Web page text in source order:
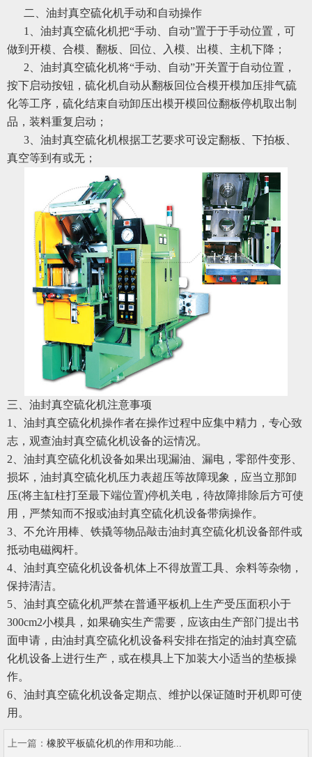
二、油封真空硫化机手动和自动操作
1、油封真空硫化机把“手动、自动”置于于手动位置，可
做到开模、合模、翻板、回位、入模、出模、主机下降；
2、油封真空硫化机将“手动、自动”开关置于自动位置，
按下启动按钮，硫化机自动从翻板回位合模开模加压排气硫
化等工序，硫化结束自动卸压出模开模回位翻板停机取出制
品，装料重复启动；
3、油封真空硫化机根据工艺要求可设定翻板、下拍板、
真空等到有或无；
三、油封真空硫化机注意事项
1、油封真空硫化机操作者在操作过程中应集中精力，专心致
志，观查油封真空硫化机设备的运情况。
2、油封真空硫化机设备如果出现漏油、漏电，零部件变形、
损坏，油封真空硫化机压力表超压等故障现象，应当立那卸
压(将主缸柱打至最下端位置)停机关电，待故障排除后方可使
用，严禁知而不报或油封真空硫化机设备带病操作。
3、不允许用棒、铁撬等物品敲击油封真空硫化机设备部件或
抵动电磁阀杆。
4、油封真空硫化机设备机体上不得放置工具、余料等杂物，
保持清洁。
5、油封真空硫化机严禁在普通平板机上生产受压面积小于
300cm2小模具，如果确实生产需要，应该由生产部门提出书
面申请，由油封真空硫化机设备科安排在指定的油封真空硫
化机设备上进行生产，或在模具上下加装大小适当的垫板操
作。
6、油封真空硫化机设备定期点、维护以保证随时开机即可使
用。
上一篇： 橡胶平板硫化机的作用和功能...